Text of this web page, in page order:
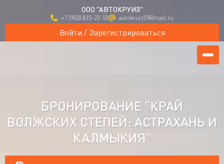
ООО "АВТОКРУИЗ"
+7 (902) 835-23-53 avtokruiz59@mail.ru
Войти / Зарегистрироваться
БРОНИРОВАНИЕ “КРАЙ
ВОЛЖСКИХ СТЕПЕЙ: АСТРАХАНЬ И
КАЛМЫКИЯ”